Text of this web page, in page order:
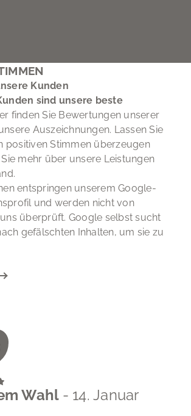
Kunden
sind unsere beste
finden Sie Bewertungen unserer
Auszeichnungen. Lassen Sie
positiven Stimmen überzeugen
mehr über unsere Leistungen
entspringen unserem Google-
und werden nicht von
überprüft. Google selbst sucht
gefälschten Inhalten, um sie zu
Wahl - 14. Januar